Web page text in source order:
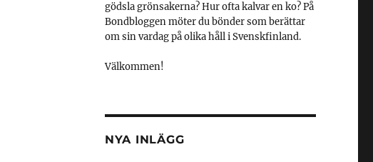
gödsla grönsakerna? Hur ofta kalvar en ko? På
Bondbloggen möter du bönder som berättar
om sin vardag på olika håll i Svenskfinland.
Välkommen!
NYA INLÄGG